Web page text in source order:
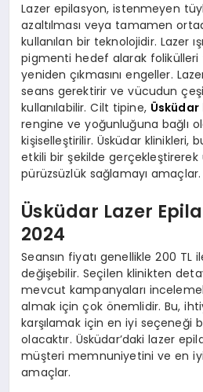
Lazer epilasyon, istenmeyen
azaltılması veya tamamen
kullanılan bir teknolojidir. Lazer
pigmenti hedef alarak folikülleri
yeniden çıkmasını engeller.
seans gerektirir ve vücudun
kullanılabilir. Cilt tipine,
rengine ve yoğunluğuna bağlı
kişiselleştirilir. Üsküdar klinikleri,
etkili bir şekilde
pürüzsüzlük sağlamayı amaçlar.
Üsküdar Lazer
2024
Seansın fiyatı genellikle 200 TL
değişebilir. Seçilen klinikten
mevcut kampanyaları
almak için çok önemlidir. Bu,
karşılamak için en iyi seçeneği
olacaktır. Üsküdar’daki lazer
müşteri memnuniyetini ve en iyi
amaçlar.